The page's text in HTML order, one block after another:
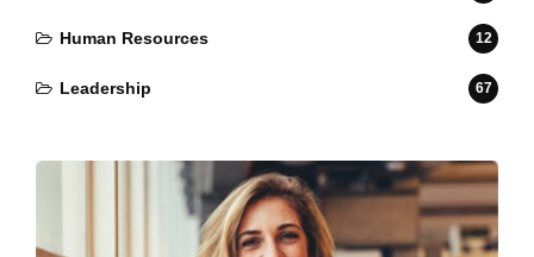
Human Resources 12
Leadership 67